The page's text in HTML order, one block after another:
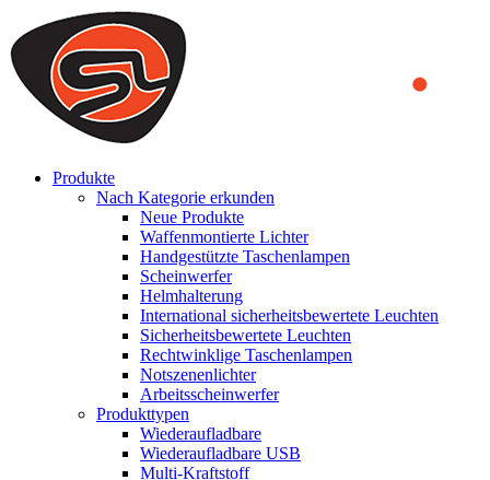
We use cookies to ensure that we provide you the best experience
on our website. By continuing to browse this website, you accept
that cookies are used to help us analyze how the website is used and
to offer you a better experience. To learn more or to find out how
you can disable cookies, you can access our
Produkte
Nach Kategorie erkunden
Neue Produkte
Waffenmontierte Lichter
Handgestützte Taschenlampen
Scheinwerfer
Helmhalterung
International sicherheitsbewertete Leuchten
Sicherheitsbewertete Leuchten
Rechtwinklige Taschenlampen
Notszenenlichter
Arbeitsscheinwerfer
Produkttypen
Wiederaufladbare
Wiederaufladbare USB
Multi-Kraftstoff